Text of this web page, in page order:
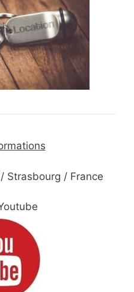
Strasbourg / France